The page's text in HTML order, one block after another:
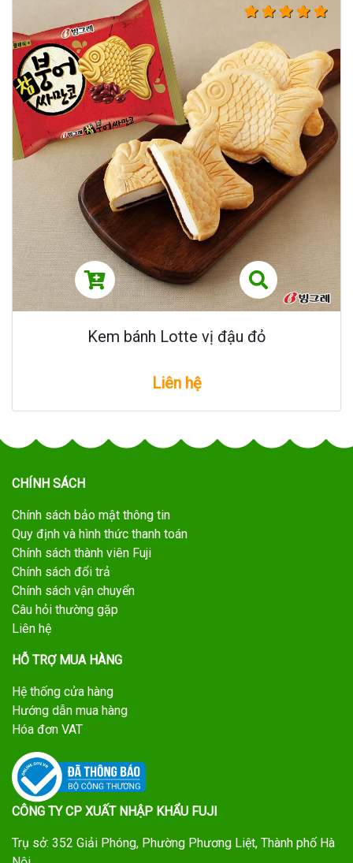
Kem bánh Lotte vị đậu đỏ
Liên hệ
CHÍNH SÁCH
Chính sách bảo mật thông tin
Quy định và hình thức thanh toán
Chính sách thành viên Fuji
Chính sách đổi trả
Chính sách vận chuyển
Câu hỏi thường gặp
Liên hệ
HỖ TRỢ MUA HÀNG
Hệ thống cửa hàng
Hướng dẫn mua hàng
Hóa đơn VAT
CÔNG TY CP XUẤT NHẬP KHẨU FUJI
Trụ sở: 352 Giải Phóng, Phường Phương Liệt, Thành phố Hà